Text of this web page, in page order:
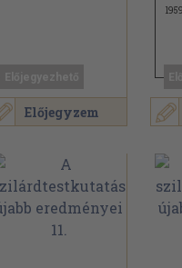
Előjegyzem
1959